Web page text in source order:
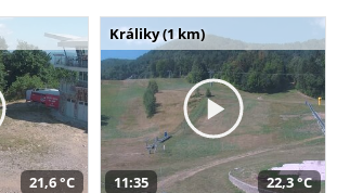
21,6 °C
Králiky (1 km)
11:35 22,3 °C